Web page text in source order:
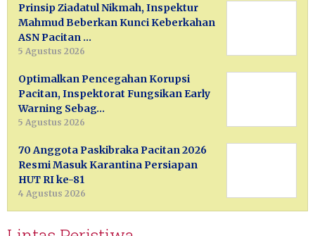
Prinsip Ziadatul Nikmah, Inspektur
Mahmud Beberkan Kunci Keberkahan
ASN Pacitan …
5 Agustus 2026
Optimalkan Pencegahan Korupsi
Pacitan, Inspektorat Fungsikan Early
Warning Sebag…
5 Agustus 2026
70 Anggota Paskibraka Pacitan 2026
Resmi Masuk Karantina Persiapan
HUT RI ke-81
4 Agustus 2026